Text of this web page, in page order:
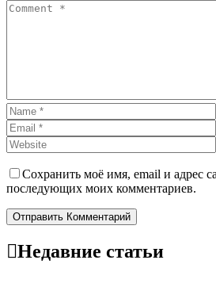
Сохранить моё имя, email и адрес
последующих моих комментариев.
Отправить Комментарий
Недавние статьи